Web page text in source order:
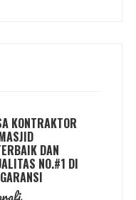
KONTRAKTOR
DAN
NO.#1 DI